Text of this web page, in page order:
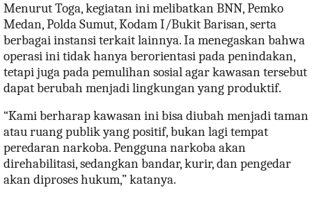
Menurut Toga, kegiatan ini melibatkan BNN, Pemko
Medan, Polda Sumut, Kodam I/Bukit Barisan, serta
berbagai instansi terkait lainnya. Ia menegaskan bahwa
operasi ini tidak hanya berorientasi pada penindakan,
tetapi juga pada pemulihan sosial agar kawasan tersebut
dapat berubah menjadi lingkungan yang produktif.
“Kami berharap kawasan ini bisa diubah menjadi taman
atau ruang publik yang positif, bukan lagi tempat
peredaran narkoba. Pengguna narkoba akan
direhabilitasi, sedangkan bandar, kurir, dan pengedar
akan diproses hukum,” katanya.